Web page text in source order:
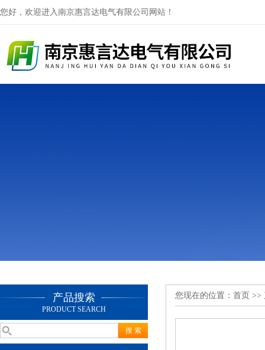
您好，欢迎进入南京惠言达电气有限公司网站！
产品搜索
PRODUCT SEARCH
您现在的位置： 首页 >>